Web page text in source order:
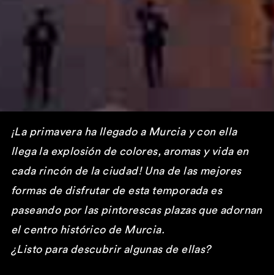
¡La primavera ha llegado a Murcia y con ella
llega la explosión de colores, aromas y vida en
cada rincón de la ciudad! Una de las mejores
formas de disfrutar de esta temporada es
paseando por las pintorescas plazas que adornan
el centro histórico de Murcia.
¿Listo para descubrir algunas de ellas?